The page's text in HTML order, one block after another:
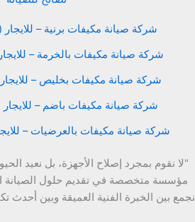
شركة صيانة مكيفات برنية – للايجار (٠٠٢٠١٥١٥٨٠٧٨٨٤)
شركة صيانة مكيفات بالخرمة – للايجار
شركة صيانة مكيفات بخليص – للايجار
شركة صيانة مكيفات باضم – للايجار
شركة صيانة مكيفات بالعرضيات – للايجار
"لا نقوم بمجرد إصلاح الأجهزة، بل نعيد
مؤسسة متخصصة في تقديم حلول الصيانة
نجمع بين الخبرة الفنية العميقة وبين أحدث